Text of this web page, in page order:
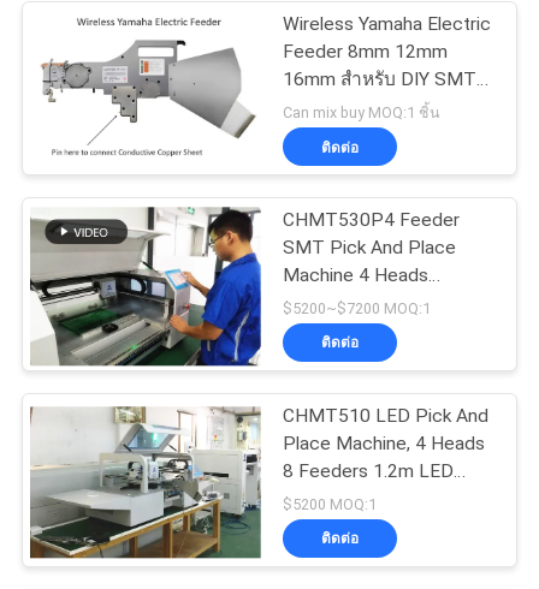
ข่าว
SHOPPING
ON
LINE
แผนผัง
เว็บไซต์
นโยบาย
ความ
Wireless Yamaha Electric
Feeder 8mm 12mm
16mm สำหรับ DIY SMT
Pick And Place Machine,
Charmhigh SMT Machine
Can mix buy MOQ:1 ชิ้น
ติดต่อ
CHMT530P4 Feeder
SMT Pick And Place
Machine 4 Heads
Yamaha Feeder
$5200~$7200 MOQ:1
ติดต่อ
CHMT510 LED Pick And
Place Machine, 4 Heads
8 Feeders 1.2m LED
Strip เครื่อง SMT ขนาด
เล็ก
$5200 MOQ:1
ติดต่อ